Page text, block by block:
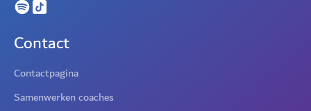
Contact
Contactpagina
Samenwerken coaches